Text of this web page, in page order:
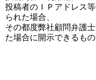
投稿者のＩＰアドレス
られた場合、
その都度弊社顧問弁護
た場合に開示できるもの